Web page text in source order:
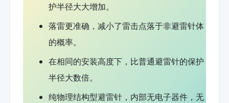
护半径大大增加。
落雷更准确，减小了雷击点落于非避雷针体
的概率。
在相同的安装高度下，比普通避雷针的保护
半径大数倍。
纯物理结构型避雷针，内部无电子器件，无